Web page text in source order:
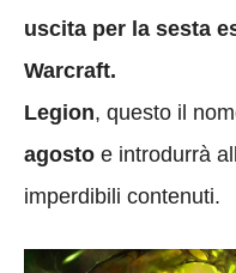
uscita per la sesta
Warcraft.
Legion, questo il
agosto e introdurrà
imperdibili contenuti.